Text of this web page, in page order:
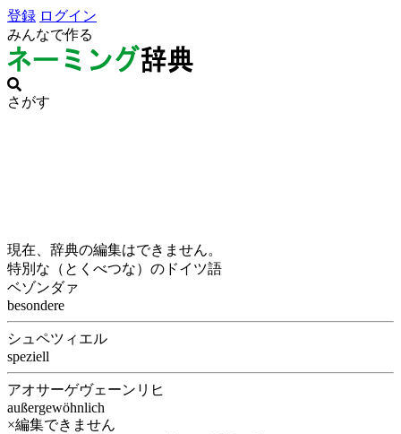
登録 ログイン
みんなで作る
さがす
現在、辞典の編集はできません。
特別な（とくべつな）のドイツ語
ベゾンダァ
besondere
シュペツィエル
speziell
アオサーゲヴェーンリヒ
außergewöhnlich
×編集できません